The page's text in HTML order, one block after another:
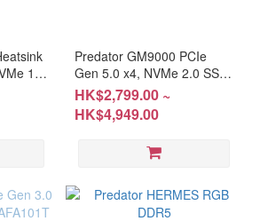
1.4
Predator GM9000 PCIe
Gen 5.0 x4, NVMe 2.0 SSD
( HD-AGM904T/ HD-
AGM902T / HD-AGM901T )
HK$2,799.00 ~
HK$4,949.00